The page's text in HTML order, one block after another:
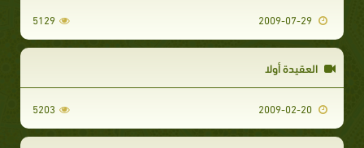
5129
العقيدة أولا
5203